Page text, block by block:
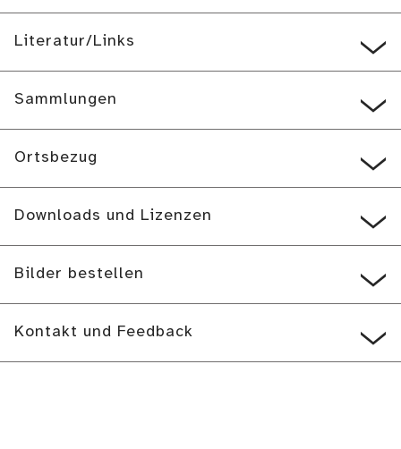
Literatur/Links
Sammlungen
Ortsbezug
Downloads und Lizenzen
Bilder bestellen
Kontakt und Feedback